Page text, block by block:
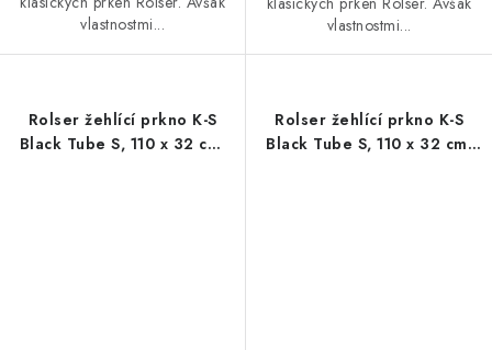
vlastnostmi...
vlastnostmi...
Rolser žehlící prkno K-S
Black Tube S, 110 x 32 cm,
Rolser žehlící prkno K-S
Black Tube S, 110 x 32 cm,